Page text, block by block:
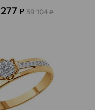
277₽ 59 104₽